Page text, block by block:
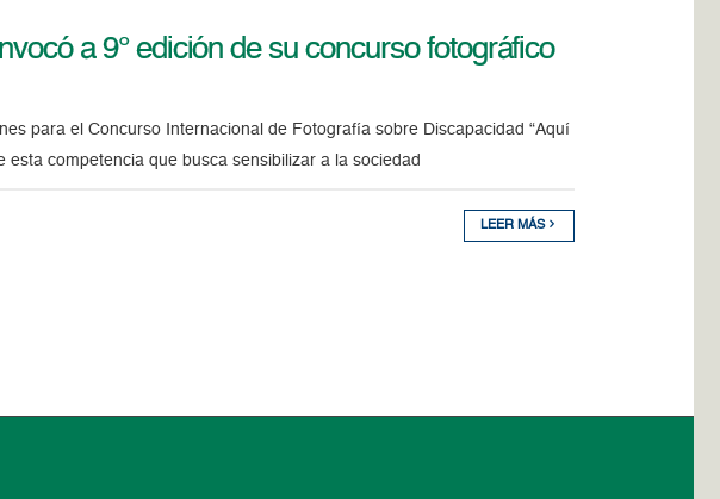
a 9° edición de su concurso fotográfico
para el Concurso Internacional de Fotografía sobre Discapacidad “Aquí
esta competencia que busca sensibilizar a la sociedad
LEER MÁS